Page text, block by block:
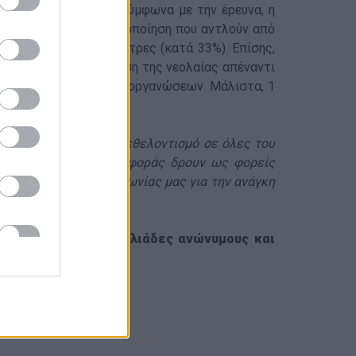
των εθελοντών
. Σύμφωνα με την έρευνα, η
βελτιωθεί η ικανοποίηση που αντλούν από
42%) και του στρες (κατά 33%). Επίσης,
, υπάρχει θετική στάση της νεολαίας απέναντι
εθελοντικών οργανώσεων. Μάλιστα, 1
αναγνωρίζουμε τον εθελοντισμό σε όλες του
τους προσφοράς δρουν ως φορείς
της κοινωνίας μας για την ανάγκη
τους χιλιάδες ανώνυμους και